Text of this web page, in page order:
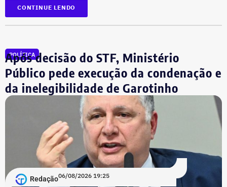
“valores de diversos créditos”. Também aparecem na
relação imóveis, incluindo uma cobertura declarada por
sobre marca, modelo ou valor de mercado dos relógios.
CONTINUE LENDO
POLÍTICA
Após decisão do STF, Ministério
Público pede execução da condenação e
da inelegibilidade de Garotinho
Redação06/08/2026 19:25